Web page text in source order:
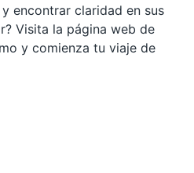
encontrar claridad en sus
Visita la página web de
y comienza tu viaje de